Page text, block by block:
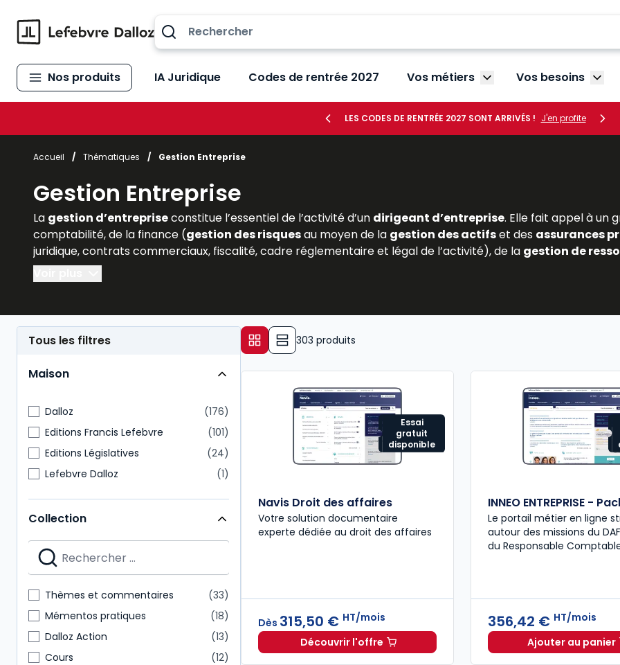
Nos produits IA Juridique Codes de rentrée 2027 Vos métiers Afficher le sous-menu
Vos besoins
LES CODES DE RENTRÉE 2027 SONT ARRIVÉS ! J'en profite
Accueil / Thématiques / Gestion Entreprise
Gestion Entreprise
La gestion d’entrepriseconstitue l’essentiel de l’activité d’un dirigeant d’entreprise. Elle fait appel à un
comptabilité, de la finance (gestion des risquesau moyen de la gestion des actifset des assurances
juridique, contrats commerciaux, fiscalité, cadre réglementaire et légal de l’activité), de la gestion de
Tous les filtres
Maison
Dalloz
176
Editions Francis Lefebvre
101
Editions Législatives
24
Lefebvre Dalloz
1
Collection
Thèmes et commentaires
33
Mémentos pratiques
18
Dalloz Action
13
Cours
12
303 produits
Essai
gratuit
disponible
Navis Droit des affaires
Votre solution documentaire
experte dédiée au droit des affaires
Dès 315,50 € HT/mois
Découvrir l'offreNavis Droit des affaires à partir de Dès315,50 €HT/
INNEO ENTREPRISE -
Le portail métier en ligne
autour des missions​ du
du Responsable
356,42 € HT/mois
Ajouter au panier
INNEO